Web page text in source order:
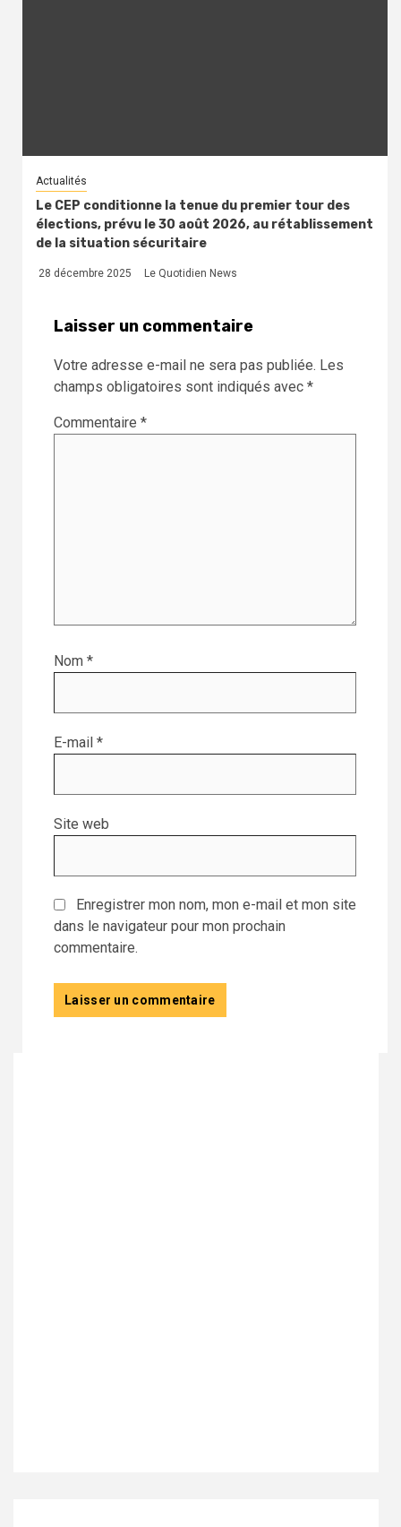
Actualités
Le CEP conditionne la tenue du premier tour des
élections, prévu le 30 août 2026, au rétablissement
de la situation sécuritaire
28 décembre 2025 Le Quotidien News
Laisser un commentaire
Votre adresse e-mail ne sera pas publiée. Les
champs obligatoires sont indiqués avec *
Commentaire *
Nom *
E-mail *
Site web
Enregistrer mon nom, mon e-mail et mon site
dans le navigateur pour mon prochain
commentaire.